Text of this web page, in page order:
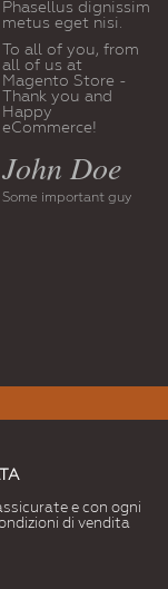
Phasellus dignissim
metus eget nisi.
To all of you, from
all of us at
Magento Store -
Thank you and
Happy
eCommerce!
John Doe
Some important guy
e con ogni
di vendita